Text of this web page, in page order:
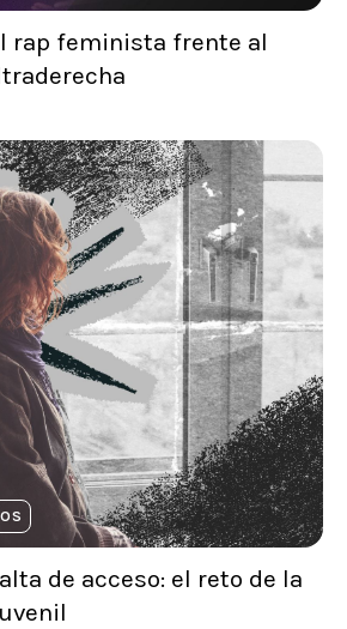
rap feminista frente al
de acceso: el reto de la